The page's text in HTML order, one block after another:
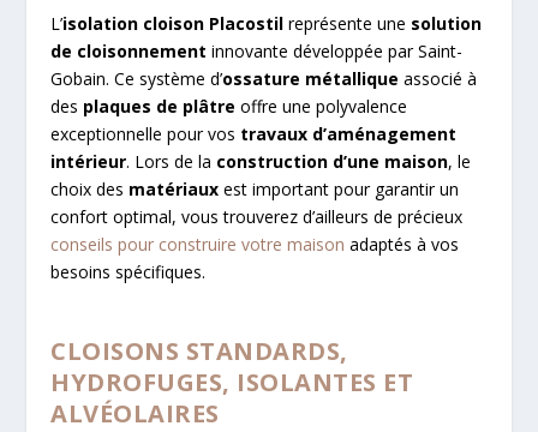
L’isolation cloison Placostil représente une solution
de cloisonnement innovante développée par Saint-
Gobain. Ce système d’ossature métallique associé à
des plaques de plâtre offre une polyvalence
exceptionnelle pour vos travaux d’aménagement
intérieur. Lors de la construction d’une maison, le
choix des matériaux est important pour garantir un
confort optimal, vous trouverez d’ailleurs de précieux
conseils pour construire votre maison adaptés à vos
besoins spécifiques.
CLOISONS STANDARDS,
HYDROFUGES, ISOLANTES ET
ALVÉOLAIRES